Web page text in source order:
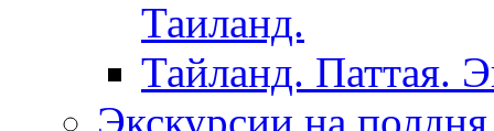
Таиланд.
Тайланд. Паттая.